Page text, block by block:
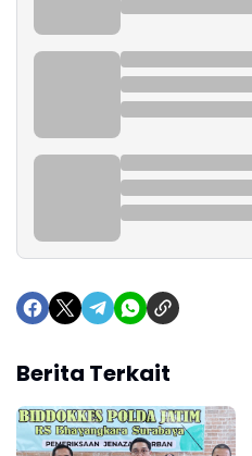
Berita Terkait